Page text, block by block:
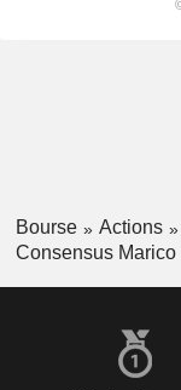
Bourse Actions
Consensus Marico